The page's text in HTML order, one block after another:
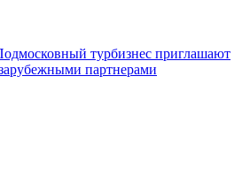
турбизнес приглашают
партнерами